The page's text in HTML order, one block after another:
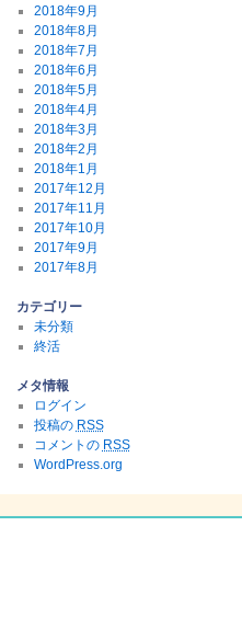
2018年9月
2018年8月
2018年7月
2018年6月
2018年5月
2018年4月
2018年3月
2018年2月
2018年1月
2017年12月
2017年11月
2017年10月
2017年9月
2017年8月
カテゴリー
未分類
終活
メタ情報
ログイン
投稿の RSS
コメントの RSS
WordPress.org